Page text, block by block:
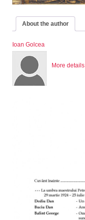
About the author
Ioan Golcea
More details